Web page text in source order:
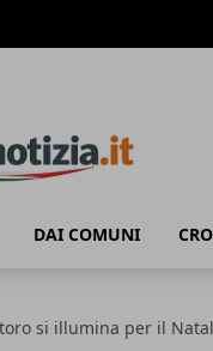
DAI COMUNI
si illumina per il